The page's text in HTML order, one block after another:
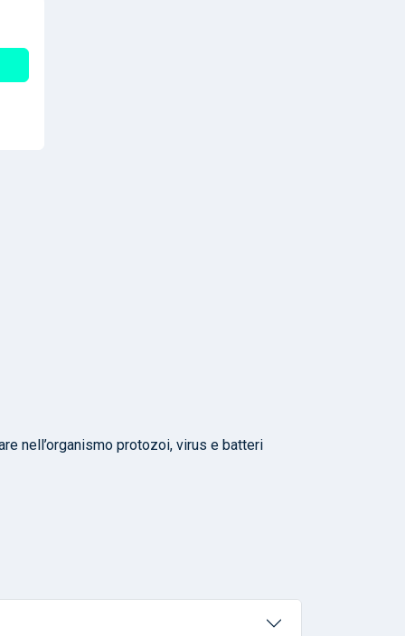
nell’organismo protozoi, virus e batteri